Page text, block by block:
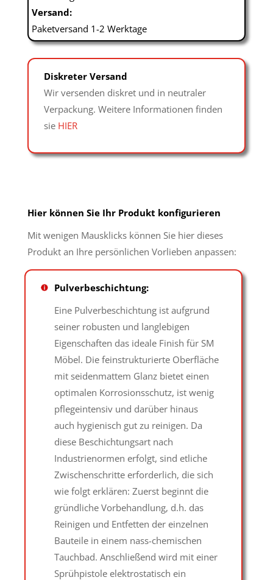
Versand:
Paketversand 1-2 Werktage
Diskreter Versand
Wir versenden diskret und in neutraler
Verpackung. Weitere Informationen finden
sie HIER
Hier können Sie Ihr Produkt konfigurieren
Mit wenigen Mausklicks können Sie hier dieses
Produkt an Ihre persönlichen Vorlieben anpassen:
Pulverbeschichtung:
Eine Pulverbeschichtung ist aufgrund
seiner robusten und langlebigen
Eigenschaften das ideale Finish für SM
Möbel. Die feinstrukturierte Oberfläche
mit seidenmattem Glanz bietet einen
optimalen Korrosionsschutz, ist wenig
pflegeintensiv und darüber hinaus
auch hygienisch gut zu reinigen. Da
diese Beschichtungsart nach
Industrienormen erfolgt, sind etliche
Zwischenschritte erforderlich, die sich
wie folgt erklären: Zuerst beginnt die
gründliche Vorbehandlung, d.h. das
Reinigen und Entfetten der einzelnen
Bauteile in einem nass-chemischen
Tauchbad. Anschließend wird mit einer
Sprühpistole elektrostatisch ein